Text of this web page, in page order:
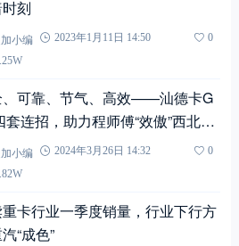
刻
小编 2023年1月11日 14:50
0
、可靠、节气、高效——汕德卡G
套连招，助力程师傅“效傲”西北万
小编 2024年3月26日 14:32
0
卡行业一季度销量，行业下行方
“成色”